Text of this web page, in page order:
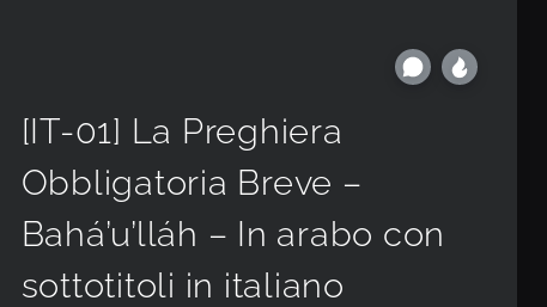
[IT-01] La Preghiera
Obbligatoria Breve –
Bahá’u’lláh – In arabo con
sottotitoli in italiano